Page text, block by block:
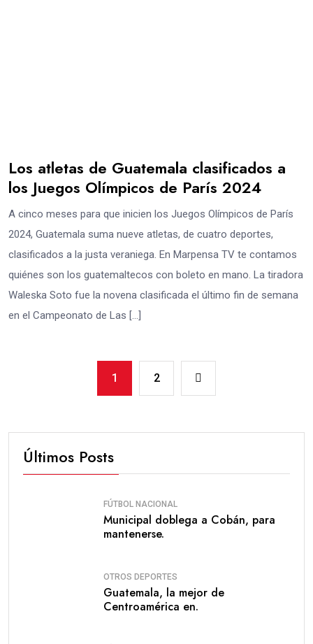
Los atletas de Guatemala clasificados a
los Juegos Olímpicos de París 2024
A cinco meses para que inicien los Juegos Olímpicos de París
2024, Guatemala suma nueve atletas, de cuatro deportes,
clasificados a la justa veraniega. En Marpensa TV te contamos
quiénes son los guatemaltecos con boleto en mano. La tiradora
Waleska Soto fue la novena clasificada el último fin de semana
en el Campeonato de Las […]
1 2
Últimos Posts
FÚTBOL NACIONAL
Municipal doblega a Cobán, para
mantenerse.
OTROS DEPORTES
Guatemala, la mejor de
Centroamérica en.